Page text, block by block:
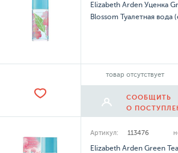
Elizabeth Arden Уценка
Blossom Туалетная вода
товар отсутствует
СООБЩИТЬ
О
Артикул: 113476
Elizabeth Arden Green